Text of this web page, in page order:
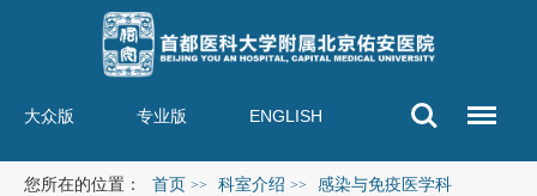
大众版 专业版 ENGLISH
您所在的位置： 首页 >> 科室介绍 >> 感染与免疫医学科